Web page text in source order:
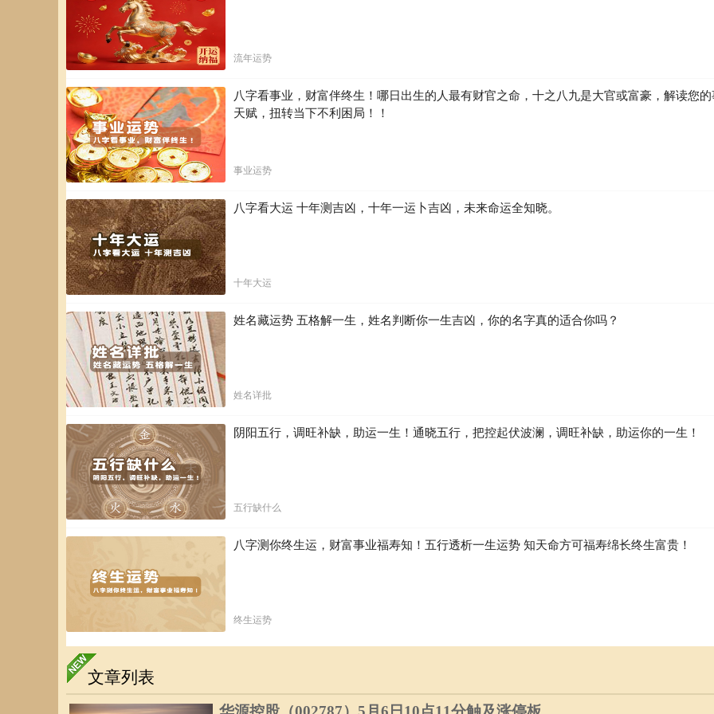
流年运势
八字看事业，财富伴终生！哪日出生的人最有财官之命，十之八九是大官或富豪，解读您
天赋，扭转当下不利困局！！
事业运势
八字看大运 十年测吉凶，十年一运卜吉凶，未来命运全知晓。
十年大运
姓名藏运势 五格解一生，姓名判断你一生吉凶，你的名字真的适合你吗？
姓名详批
阴阳五行，调旺补缺，助运一生！通晓五行，把控起伏波澜，调旺补缺，助运你的一生！
五行缺什么
八字测你终生运，财富事业福寿知！五行透析一生运势 知天命方可福寿绵长终生富贵！
终生运势
文章列表